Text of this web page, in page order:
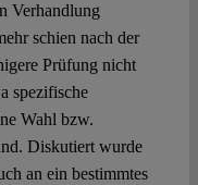
Verhandlung
schien nach der
Prüfung nicht
spezifische
Wahl bzw.
Diskutiert wurde
an ein bestimmtes